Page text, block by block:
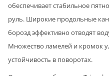
обеспечивает стабильное
руль. Широкие продольные
борозд эффективно отводят
Множество ламелей и кромок
устойчивость в поворотах.